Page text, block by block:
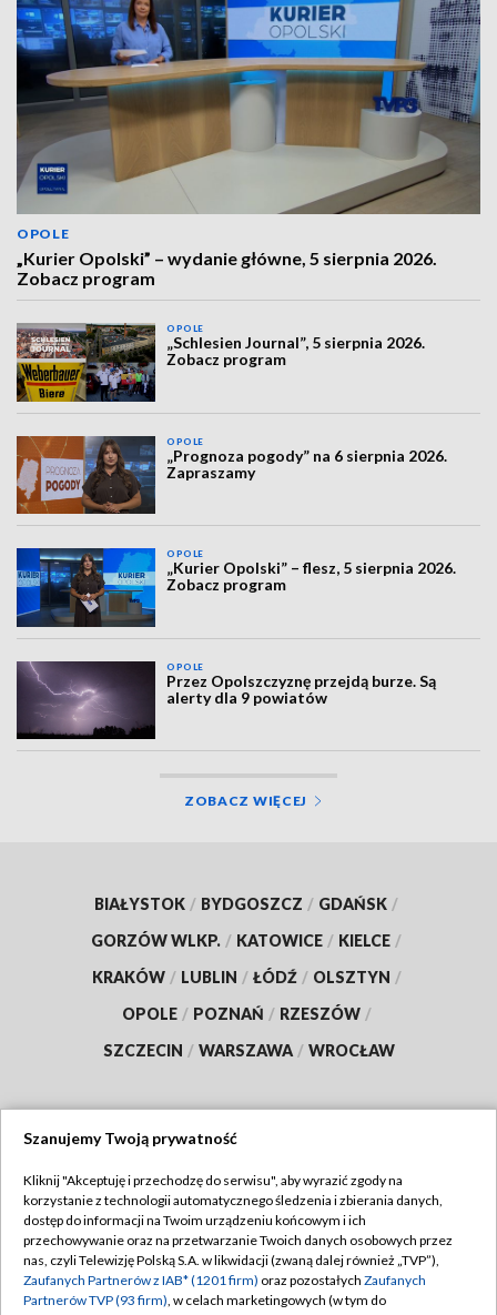
OPOLE
„Kurier Opolski” – wydanie główne, 5 sierpnia 2026.
Zobacz program
OPOLE
„Schlesien Journal”, 5 sierpnia 2026.
Zobacz program
OPOLE
„Prognoza pogody” na 6 sierpnia 2026.
Zapraszamy
OPOLE
„Kurier Opolski” – flesz, 5 sierpnia 2026.
Zobacz program
OPOLE
Przez Opolszczyznę przejdą burze. Są
alerty dla 9 powiatów
ZOBACZ WIĘCEJ
BIAŁYSTOK / BYDGOSZCZ / GDAŃSK /
GORZÓW WLKP. / KATOWICE / KIELCE /
KRAKÓW / LUBLIN / ŁÓDŹ / OLSZTYN /
OPOLE / POZNAŃ / RZESZÓW /
SZCZECIN / WARSZAWA / WROCŁAW
TVP
Abonament TVP
Emisja w TVP
Regulamin TVP
Polityka prywatności
Szanujemy Twoją prywatność
Kliknij "Akceptuję i przechodzę do serwisu", aby wyrazić zgody na
korzystanie z technologii automatycznego śledzenia i zbierania danych,
dostęp do informacji na Twoim urządzeniu końcowym i ich
przechowywanie oraz na przetwarzanie Twoich danych osobowych przez
nas, czyli Telewizję Polską S.A. w likwidacji (zwaną dalej również „TVP”),
Zaufanych Partnerów z IAB* (1201 firm) oraz pozostałych Zaufanych
Partnerów TVP (93 firm), w celach marketingowych (w tym do